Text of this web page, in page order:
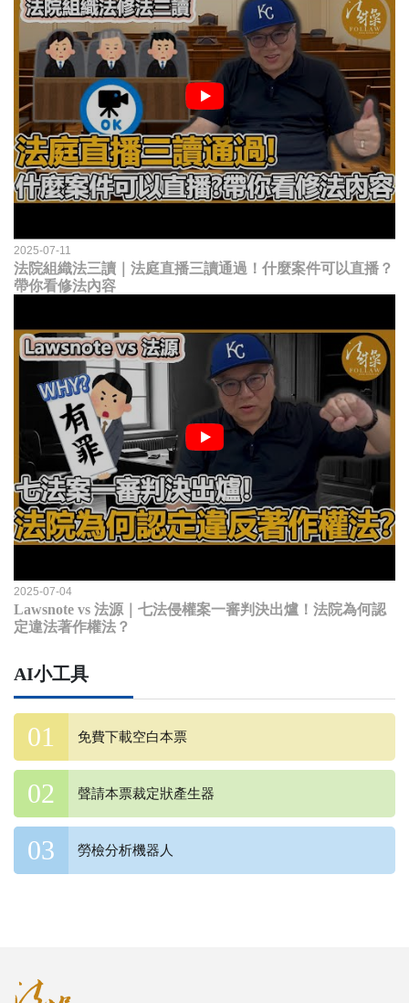
2025-07-11
法院組織法三讀｜法庭直播三讀通過！什麼案件可以直播？
帶你看修法內容
2025-07-04
Lawsnote vs 法源｜七法侵權案一審判決出爐！法院為何認
定違法著作權法？
AI小工具
免費下載空白本票
聲請本票裁定狀產生器
勞檢分析機器人